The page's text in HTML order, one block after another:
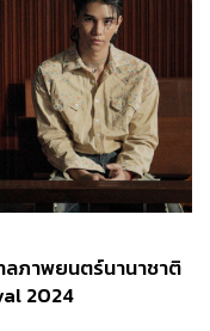
ลภาพยนตร์นานาชาติ
2024